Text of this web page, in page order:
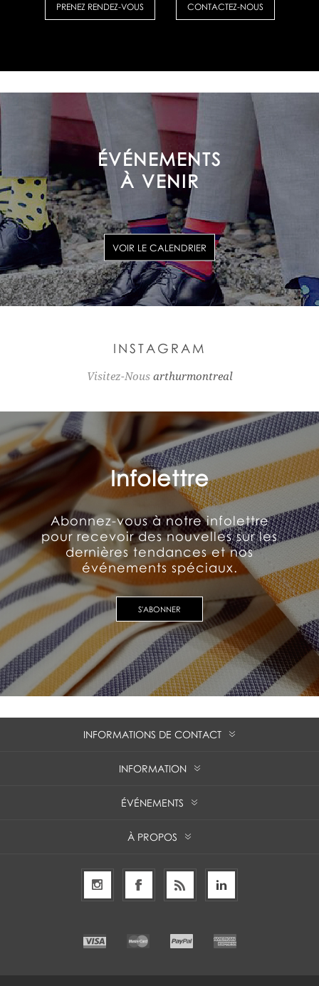
PRENEZ RENDEZ-VOUS CONTACTEZ-NOUS
ÉVÉNEMENTS
À VENIR
VOIR LE CALENDRIER
INSTAGRAM
Visitez-Nous arthurmontreal
Infolettre
Abonnez-vous à notre infolettre
pour recevoir des nouvelles sur les
dernières tendances et nos
événements spéciaux.
S'ABONNER
INFORMATIONS DE CONTACT
INFORMATION
ÉVÉNEMENTS
À PROPOS